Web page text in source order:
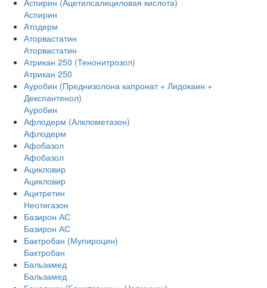
Аспирин (Ацетилсалициловая кислота)
Аспирин
Атодерм
Аторвастатин
Аторвастатин
Атрикан 250 (Тенонитрозол)
Атрикан 250
Ауробин (Преднизолона капронат + Лидокаин +
Декспантенол)
Ауробин
Афлодерм (Алклометазон)
Афлодерм
Афобазол
Афобазол
Ацикловир
Ацикловир
Ацитретин
Неотигазон
Базирон АС
Базирон АС
Бактробан (Мупироцин)
Бактробан
Бальзамед
Бальзамед